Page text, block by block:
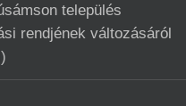
település
rendjének változásáról